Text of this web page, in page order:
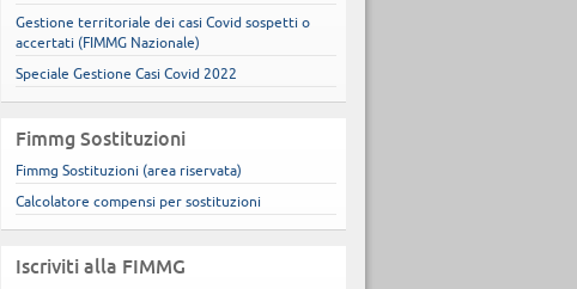
Gestione territoriale dei casi Covid sospetti o
accertati (FIMMG Nazionale)
Speciale Gestione Casi Covid 2022
Fimmg Sostituzioni
Fimmg Sostituzioni (area riservata)
Calcolatore compensi per sostituzioni
Iscriviti alla FIMMG